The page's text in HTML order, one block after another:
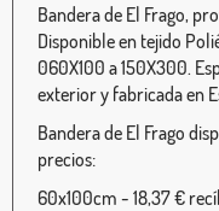
Bandera de El Frago,
Disponible en tejido
060X100 a 150X300.
exterior y fabricada en
Bandera de El Frago
precios:
60x100cm - 18,37 €